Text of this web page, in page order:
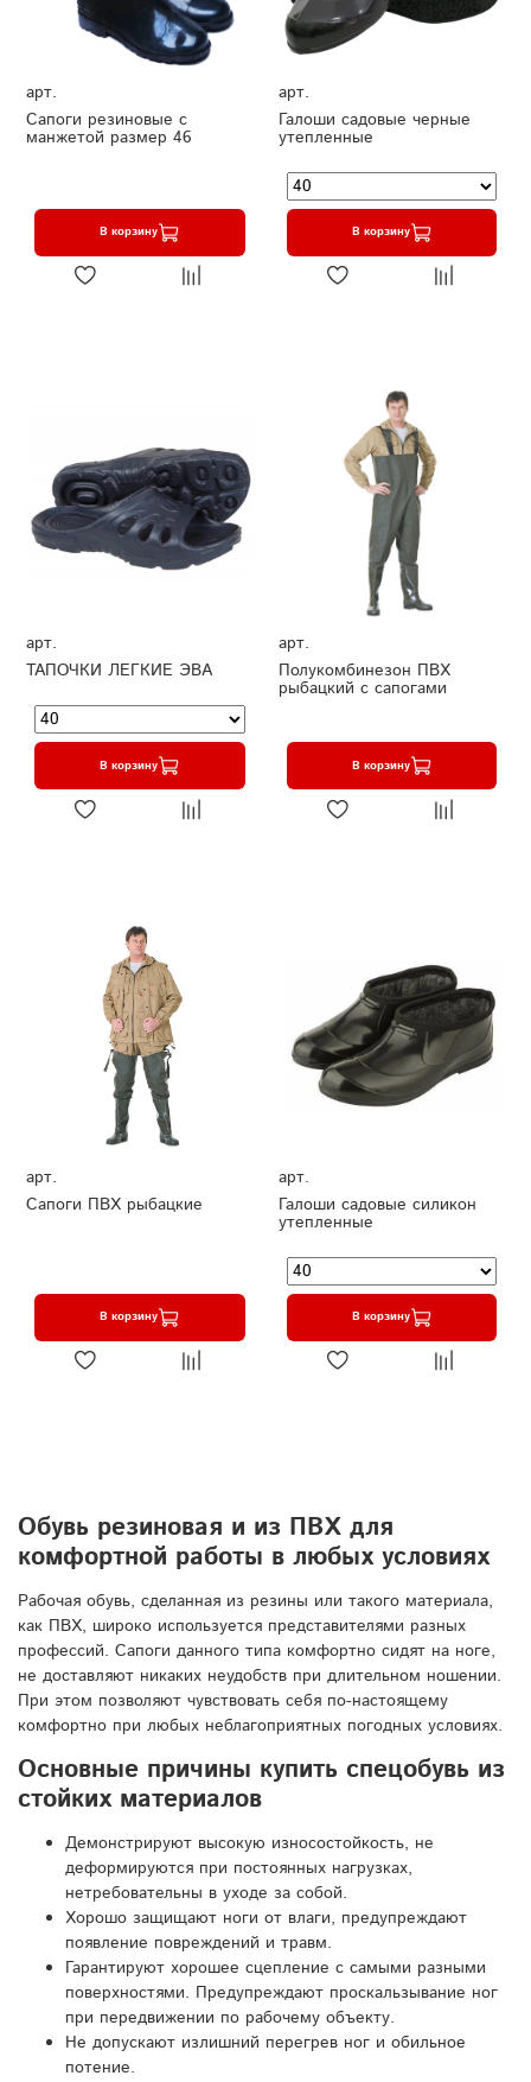
арт.
Сапоги резиновые с
манжетой размер 46
В корзину
арт.
Галоши садовые черные
утепленные
В корзину
арт.
ТАПОЧКИ ЛЕГКИЕ ЭВА
В корзину
арт.
Полукомбинезон ПВХ
рыбацкий с сапогами
В корзину
арт.
Сапоги ПВХ рыбацкие
В корзину
арт.
Галоши садовые силикон
утепленные
В корзину
Обувь резиновая и из ПВХ для
комфортной работы в любых условиях
Рабочая обувь, сделанная из резины или такого материала,
как ПВХ, широко используется представителями разных
профессий. Сапоги данного типа комфортно сидят на ноге,
не доставляют никаких неудобств при длительном ношении.
При этом позволяют чувствовать себя по-настоящему
комфортно при любых неблагоприятных погодных условиях.
Основные причины купить спецобувь из
стойких материалов
Демонстрируют высокую износостойкость, не
деформируются при постоянных нагрузках,
нетребовательны в уходе за собой.
Хорошо защищают ноги от влаги, предупреждают
появление повреждений и травм.
Гарантируют хорошее сцепление с самыми разными
поверхностями. Предупреждают проскальзывание ног
при передвижении по рабочему объекту.
Не допускают излишний перегрев ног и обильное
потение.